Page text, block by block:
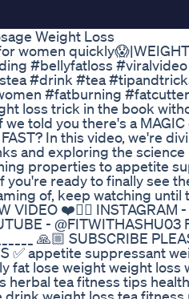
Weight Loss
women quickly😱|WEIGHT
#bellyfatloss
#drink #tea
#fatburning
loss trick in the book
we told you there's a
In this video, we're
and exploring the
properties to appetite
you're ready to finally see
of, keep watching until
VIDEO ❤️👍🏼 INSTAGRAM -
- @FITWITHASHU03
🙏🏼 SUBSCRIBE
✅ appetite suppressant
fat lose weight weight loss
herbal tea fitness tips
drink weight loss tea